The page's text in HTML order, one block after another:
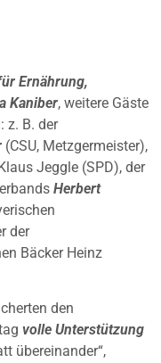
Ernährung,
Kaniber, weitere Gäste
z. B. der
(CSU, Metzgermeister),
Jeggle (SPD), der
Herbert
der
Bäcker Heinz
den
volle Unterstützung
übereinander“,